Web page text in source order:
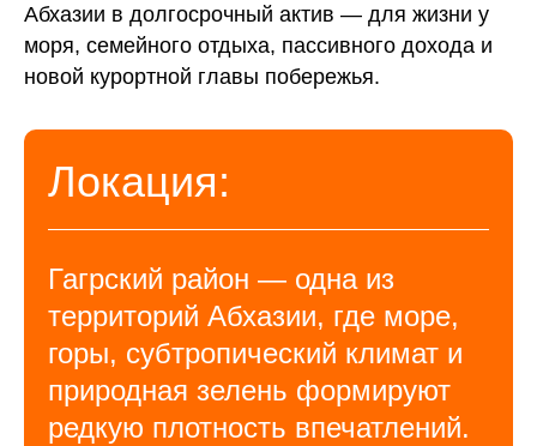
Абхазии в долгосрочный актив — для жизни у
моря, семейного отдыха, пассивного дохода и
новой курортной главы побережья.
Локация:
Гагрский район — одна из
территорий Абхазии, где море,
горы, субтропический климат и
природная зелень формируют
редкую плотность впечатлений.